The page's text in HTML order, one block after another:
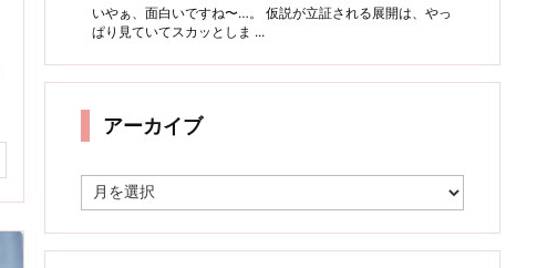
いやぁ、面白いですね〜…。 仮説が立証される展開は、やっ
ぱり見ていてスカッとしま ...
アーカイブ
ー
イ